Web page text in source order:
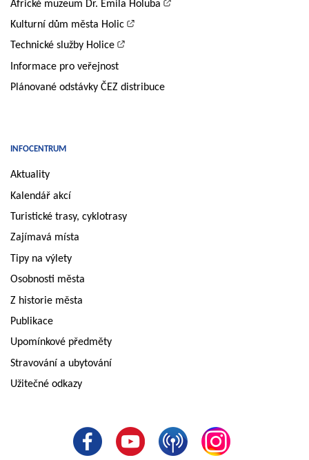
Africké muzeum Dr. Emila Holuba
Kulturní dům města Holic
Technické služby Holice
Informace pro veřejnost
Plánované odstávky ČEZ distribuce
INFOCENTRUM
Aktuality
Kalendář akcí
Turistické trasy, cyklotrasy
Zajímavá místa
Tipy na výlety
Osobnosti města
Z historie města
Publikace
Upomínkové předměty
Stravování a ubytování
Užitečné odkazy